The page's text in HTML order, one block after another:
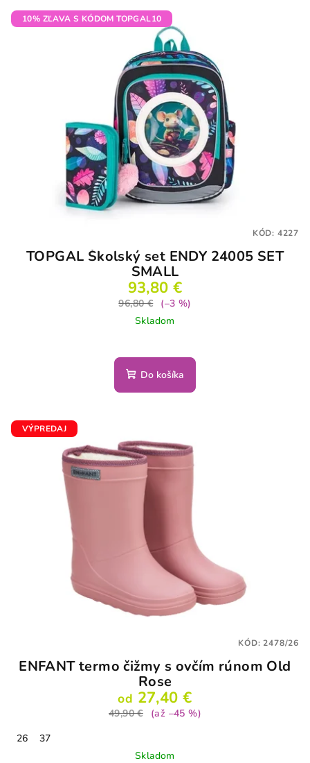
10% ZĽAVA S KÓDOM TOPGAL10
TOPGAL Školský set ENDY 24005 SET
SMALL
93,80 €
96,80 €
(–3 %)
Skladom
Do košíka
KÓD: 4227
VÝPREDAJ
ENFANT termo čižmy s ovčím rúnom Old
Rose
od 27,40 €
49,90 €
(až –45 %)
26
37
Skladom
KÓD:2478/26